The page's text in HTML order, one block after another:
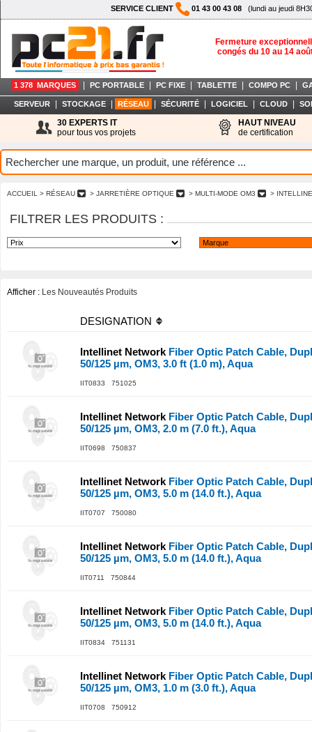
SERVICE CLIENT 01 43 00 43 08 (lundi au jeudi
Fermeture
congés du 10 au 14
1 378 MARQUES PC PORTABLE PC FIXE TABLETTE COMPO PC
SERVEUR STOCKAGE RÉSEAU SÉCURITÉ LOGICIEL CLOUD
30 EXPERTS IT
pour tous vos projets
HAUT NIVEAU
de certification
ACCUEIL > RÉSEAU > JARRETIÈRE OPTIQUE > MULTI-MODE OM3 >
FILTRER LES PRODUITS :
Afficher : Les Nouveautés Produits
DESIGNATION
Intellinet Network Fiber Optic Patch Cable,
50/125 µm, OM3, 3.0 ft (1.0 m), Aqua
IIT0833 751025
Intellinet Network Fiber Optic Patch Cable,
50/125 µm, OM3, 2.0 m (7.0 ft.), Aqua
IIT0698 750837
Intellinet Network Fiber Optic Patch Cable,
50/125 µm, OM3, 5.0 m (14.0 ft.), Aqua
IIT0707 750080
Intellinet Network Fiber Optic Patch Cable,
50/125 µm, OM3, 5.0 m (14.0 ft.), Aqua
IIT0711 750844
Intellinet Network Fiber Optic Patch Cable,
50/125 µm, OM3, 5.0 m (14.0 ft.), Aqua
IIT0834 751131
Intellinet Network Fiber Optic Patch Cable,
50/125 µm, OM3, 1.0 m (3.0 ft.), Aqua
IIT0708 750912